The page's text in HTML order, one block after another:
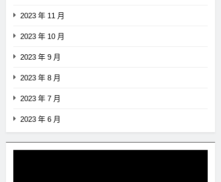
2023 年 11 月
2023 年 10 月
2023 年 9 月
2023 年 8 月
2023 年 7 月
2023 年 6 月